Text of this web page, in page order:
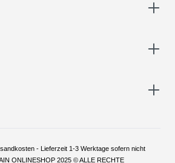
- Lieferzeit 1-3 Werktage sofern nicht
ONLINESHOP 2025 © ALLE RECHTE